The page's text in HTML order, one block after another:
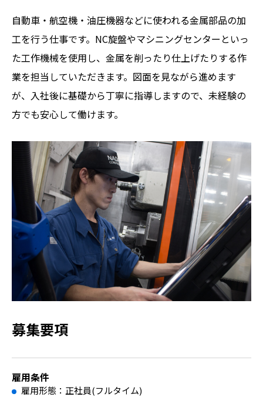
製品・サービス
加工事例
設備紹介
技術者コラム
お知らせ
採用案内
お問い合わせ
JP EN
自動車・航空機・油圧機器などに使われる金属部品の加
工を行う仕事です。NC旋盤やマシニングセンターといっ
た工作機械を使用し、金属を削ったり仕上げたりする作
業を担当していただきます。図面を見ながら進めます
が、入社後に基礎から丁寧に指導しますので、未経験の
方でも安心して働けます。
募集要項
雇用条件
雇用形態：正社員(フルタイム)